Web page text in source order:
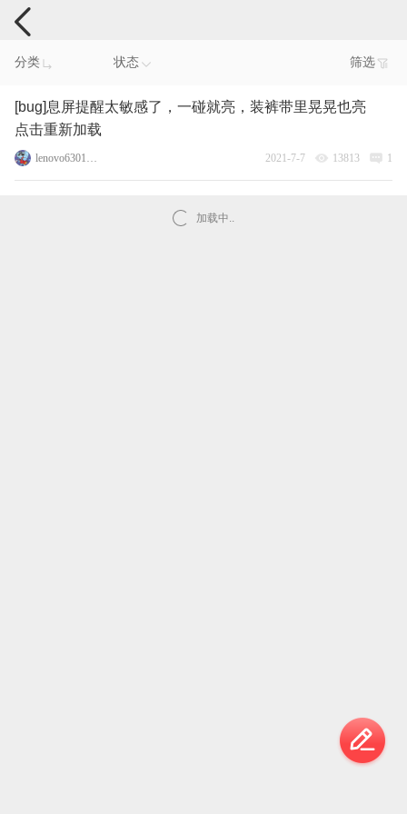
手机反馈
分类 状态 筛选
[bug]息屏提醒太敏感了，一碰就亮，装裤带里晃晃也亮
点击重新加载
lenovo63017180 2021-7-7 13813 1
加载中..